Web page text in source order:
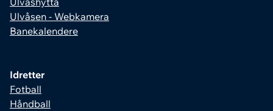
Ulvåsen - Webkamera
Banekalendere
Idretter
Fotball
Håndball